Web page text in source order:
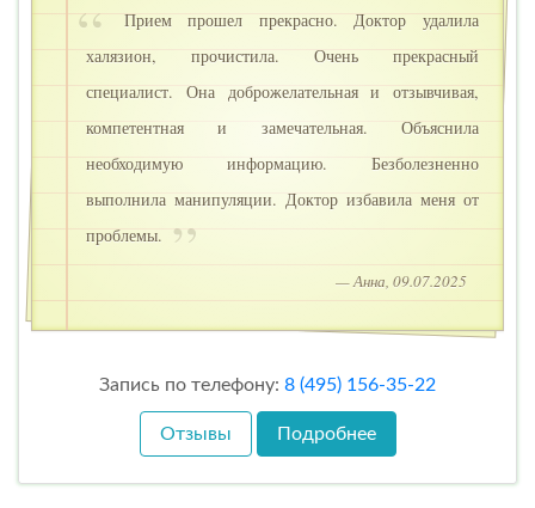
Прием прошел прекрасно. Доктор удалила
халязион, прочистила. Очень прекрасный
специалист. Она доброжелательная и отзывчивая,
компетентная и замечательная. Объяснила
необходимую информацию. Безболезненно
выполнила манипуляции. Доктор избавила меня от
проблемы.
— Анна, 09.07.2025
Запись по телефону: 8 (495) 156-35-22
Отзывы Подробнее